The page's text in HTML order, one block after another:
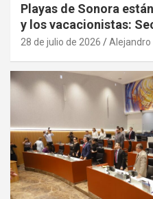
Playas de Sonora
y los vacacionistas:
28 de julio de 2026 Alejandro